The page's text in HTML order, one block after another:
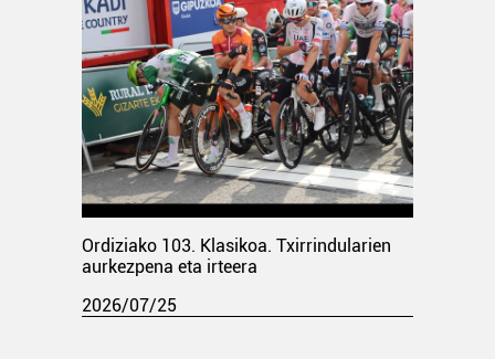
Ordiziako 103. Klasikoa. Txirrindularien
aurkezpena eta irteera
2026/07/25